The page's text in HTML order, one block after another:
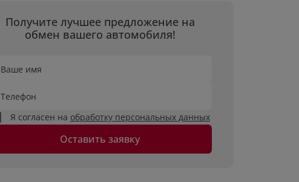
Получите лучшее предложение на
обмен вашего автомобиля!
Ваше имя
Телефон
Я согласен на обработку персональных данных
Оставить заявку